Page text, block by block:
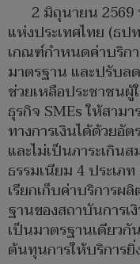
2 มิถุนายน 2569
แห่งประเทศไทย (ธป
เกณฑ์กำหนดค่าบริกา
มาตรฐาน และปรับล
ช่วยเหลือประชาชนผู้
ธุรกิจ SMEs ให้สาม
ทางการเงินได้ด้วยอั
และไม่เป็นภาระเกิน
ธรรมเนียม 4 ประเภ
เรียกเก็บค่าบริการผ
ฐานของสถาบันการเ
เป็นมาตรฐานเดียวกั
ต้นทุนการให้บริการยิ่